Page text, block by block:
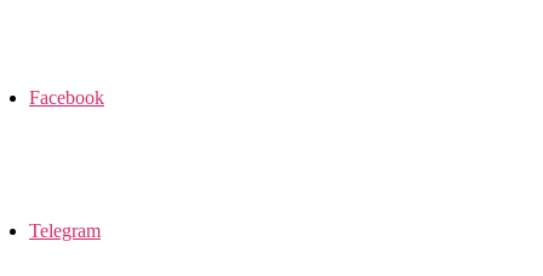
Facebook
Telegram